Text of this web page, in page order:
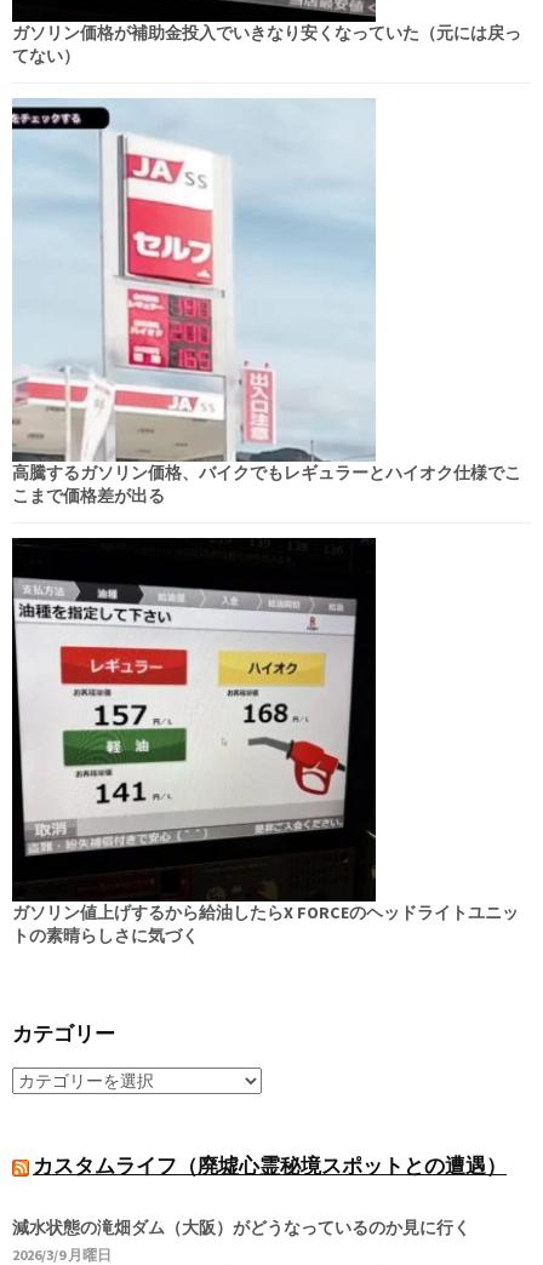
ガソリン価格が補助金投入でいきなり安くなっていた（元には戻っ
てない）
高騰するガソリン価格、バイクでもレギュラーとハイオク仕様でこ
こまで価格差が出る
ガソリン値上げするから給油したらX FORCEのヘッドライトユニッ
トの素晴らしさに気づく
カテゴリー
カスタムライフ（廃墟心霊秘境スポットとの遭遇）
減水状態の滝畑ダム（大阪）がどうなっているのか見に行く
2026/3/9 月曜日